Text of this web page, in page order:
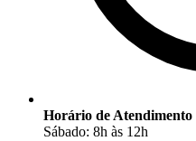
Horário de Atendimento
Sábado: 8h às 12h